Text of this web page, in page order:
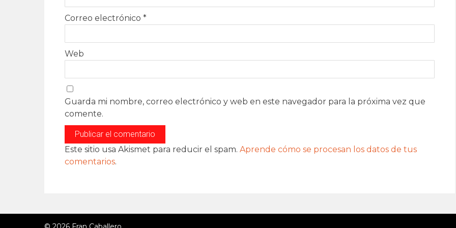
Correo electrónico *
Web
Guarda mi nombre, correo electrónico y web en este navegador para la próxima vez que
comente.
Este sitio usa Akismet para reducir el spam. Aprende cómo se procesan los datos de tus
comentarios.